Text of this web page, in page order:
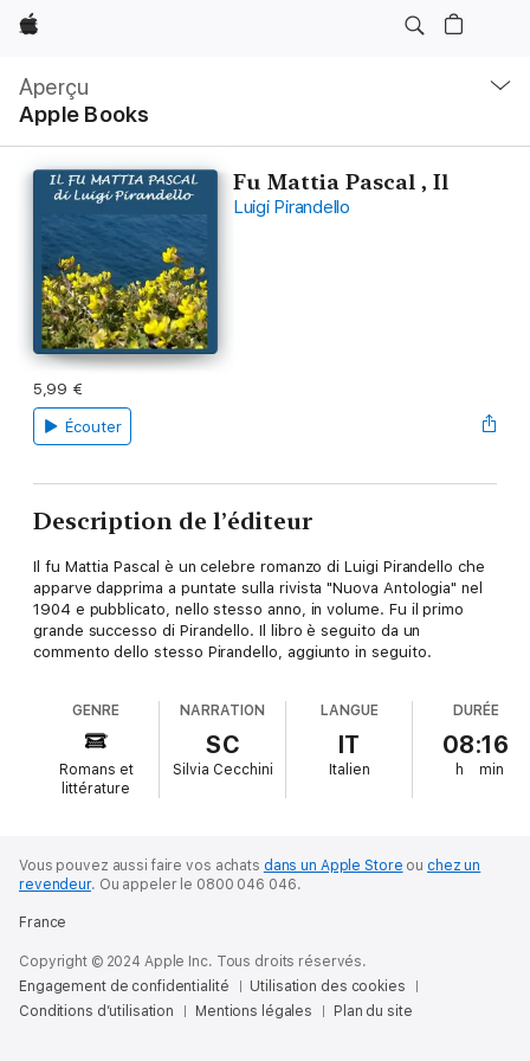
Apple
Aperçu
Apple Books
locale
Ouvrir
menu
Fu Mattia Pascal , Il
Luigi Pirandello
5,99 €
Écouter
Description de l’éditeur
Il fu Mattia Pascal è un celebre romanzo di Luigi Pirandello che
apparve dapprima a puntate sulla rivista "Nuova Antologia" nel
1904 e pubblicato, nello stesso anno, in volume. Fu il primo
grande successo di Pirandello. Il libro è seguito da un
commento dello stesso Pirandello, aggiunto in seguito.
GENRE
Romans et
littérature
NARRATION
SC
Silvia Cecchini
LANGUE
IT
Italien
DURÉE
08:16
h min
Vous pouvez aussi faire vos achats dans un Apple Store ou chez un
revendeur. Ou appeler le 0800 046 046.
France
Copyright © 2024 Apple Inc. Tous droits réservés.
Engagement de confidentialité
Utilisation des cookies
Conditions d’utilisation
Mentions légales Plan du site